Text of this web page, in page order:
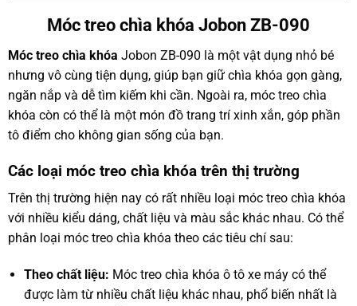
Móc treo chìa khóa Jobon ZB-090
Móc treo chìa khóa Jobon ZB-090 là một vật dụng nhỏ bé
nhưng vô cùng tiện dụng, giúp bạn giữ chìa khóa gọn gàng,
ngăn nắp và dễ tìm kiếm khi cần. Ngoài ra, móc treo chìa
khóa còn có thể là một món đồ trang trí xinh xắn, góp phần
tô điểm cho không gian sống của bạn.
Các loại móc treo chìa khóa trên thị trường
Trên thị trường hiện nay có rất nhiều loại móc treo chìa khóa
với nhiều kiểu dáng, chất liệu và màu sắc khác nhau. Có thể
phân loại móc treo chìa khóa theo các tiêu chí sau:
Theo chất liệu: Móc treo chìa khóa ô tô xe máy có thể
được làm từ nhiều chất liệu khác nhau, phổ biến nhất là